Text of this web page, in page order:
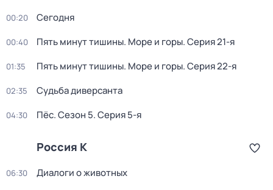
00:20 Сегодня
00:40 Пять минут тишины. Море и горы. Серия 21-я
01:35 Пять минут тишины. Море и горы. Серия 22-я
02:35 Судьба диверсанта
04:30 Пёс. Сезон 5. Серия 5-я
Россия К
06:30 Диалоги о животных